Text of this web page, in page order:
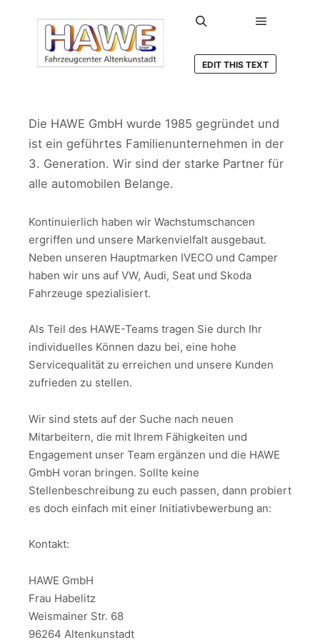
EDIT THIS TEXT
Die HAWE GmbH wurde 1985 gegründet und
ist ein geführtes Familienunternehmen in der
3. Generation. Wir sind der starke Partner für
alle automobilen Belange.
Kontinuierlich haben wir Wachstumschancen
ergriffen und unsere Markenvielfalt ausgebaut.
Neben unseren Hauptmarken IVECO und Camper
haben wir uns auf VW, Audi, Seat und Skoda
Fahrzeuge spezialisiert.
Als Teil des HAWE-Teams tragen Sie durch Ihr
individuelles Können dazu bei, eine hohe
Servicequalität zu erreichen und unsere Kunden
zufrieden zu stellen.
Wir sind stets auf der Suche nach neuen
Mitarbeitern, die mit Ihrem Fähigkeiten und
Engagement unser Team ergänzen und die HAWE
GmbH voran bringen. Sollte keine
Stellenbeschreibung zu euch passen, dann probiert
es doch einfach mit einer Initiativbewerbung an:
Kontakt:
HAWE GmbH
Frau Habelitz
Weismainer Str. 68
96264 Altenkunstadt